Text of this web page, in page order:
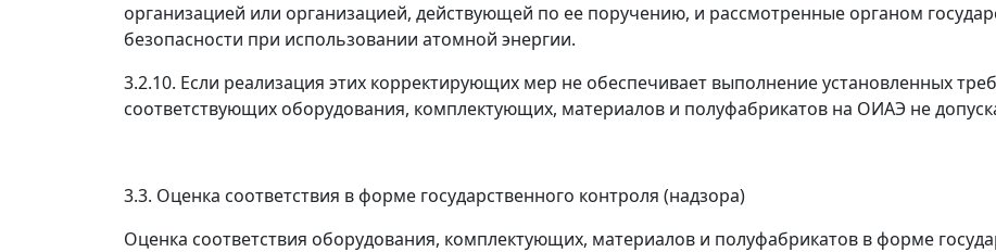
организацией или организацией, действующей по ее поручению, и рассмотренные органом
безопасности при использовании атомной энергии.
3.2.10. Если реализация этих корректирующих мер не обеспечивает выполнение установленных
соответствующих оборудования, комплектующих, материалов и полуфабрикатов на ОИАЭ не
3.3. Оценка соответствия в форме государственного контроля (надзора)
Оценка соответствия оборудования, комплектующих, материалов и полуфабрикатов в форме